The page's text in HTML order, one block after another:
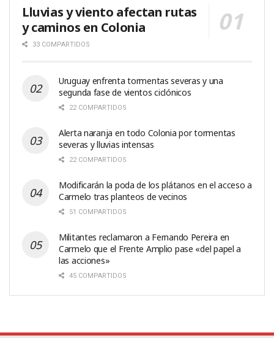
Lluvias y viento afectan rutas
y caminos en Colonia
33 COMPARTIDOS
Uruguay enfrenta tormentas severas y una
segunda fase de vientos ciclónicos
22 COMPARTIDOS
Alerta naranja en todo Colonia por tormentas
severas y lluvias intensas
22 COMPARTIDOS
Modificarán la poda de los plátanos en el acceso a
Carmelo tras planteos de vecinos
51 COMPARTIDOS
Militantes reclamaron a Fernando Pereira en
Carmelo que el Frente Amplio pase «del papel a
las acciones»
45 COMPARTIDOS